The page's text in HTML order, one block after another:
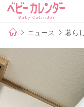
ニュース 暮らし